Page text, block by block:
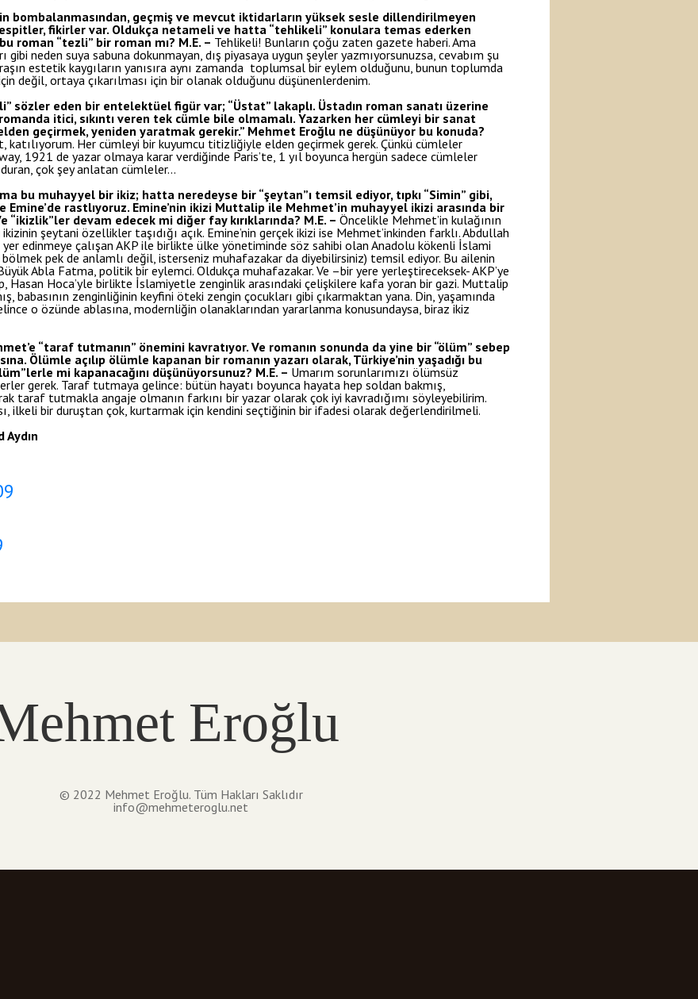
bombalanmasından, geçmiş ve mevcut iktidarların yüksek sesle dillendirilmeyen
fikirler var. Oldukça netameli ve hatta “tehlikeli” konulara temas ederken
roman “tezli” bir roman mı? M.E. – Tehlikeli! Bunların çoğu zaten gazete haberi. Ama
gibi neden suya sabuna dokunmayan, dış piyasaya uygun şeyler yazmıyorsunuzsa, cevabım şu
estetik kaygıların yanısıra aynı zamanda toplumsal bir eylem olduğunu, bunun toplumda
değil, ortaya çıkarılması için bir olanak olduğunu düşünenlerdenim.
sözler eden bir entelektüel figür var; “Üstat” lakaplı. Üstadın roman sanatı üzerine
itici, sıkıntı veren tek cümle bile olmamalı. Yazarken her cümleyi bir sanat
geçirmek, yeniden yaratmak gerekir.” Mehmet Eroğlu ne düşünüyor bu konuda?
katılıyorum. Her cümleyi bir kuyumcu titizliğiyle elden geçirmek gerek. Çünkü cümleler
1921 de yazar olmaya karar verdiğinde Paris’te, 1 yıl boyunca hergün sadece cümleler
çok şey anlatan cümleler…
bu muhayyel bir ikiz; hatta neredeyse bir “şeytan”ı temsil ediyor, tıpkı “Simin” gibi,
Emine’de rastlıyoruz. Emine’nin ikizi Muttalip ile Mehmet’in muhayyel ikizi arasında bir
“ikizlik”ler devam edecek mi diğer fay kırıklarında? M.E. – Öncelikle Mehmet’in kulağının
şeytani özellikler taşıdığı açık. Emine’nin gerçek ikizi ise Mehmet’inkinden farklı. Abdullah
edinmeye çalışan AKP ile birlikte ülke yönetiminde söz sahibi olan Anadolu kökenli İslami
pek de anlamlı değil, isterseniz muhafazakar da diyebilirsiniz) temsil ediyor. Bu ailenin
Abla Fatma, politik bir eylemci. Oldukça muhafazakar. Ve –bir yere yerleştireceksek- AKP’ye
Hasan Hoca’yle birlikte İslamiyetle zenginlik arasındaki çelişkilere kafa yoran bir gazi. Muttalip
babasının zenginliğinin keyfini öteki zengin çocukları gibi çıkarmaktan yana. Din, yaşamında
o özünde ablasına, modernliğin olanaklarından yararlanma konusundaysa, biraz ikiz
“taraf tutmanın” önemini kavratıyor. Ve romanın sonunda da yine bir “ölüm” sebep
Ölümle açılıp ölümle kapanan bir romanın yazarı olarak, Türkiye’nin yaşadığı bu
mi kapanacağını düşünüyorsunuz? M.E. – Umarım sorunlarımızı ölümsüz
gerek. Taraf tutmaya gelince: bütün hayatı boyunca hayata hep soldan bakmış,
taraf tutmakla angaje olmanın farkını bir yazar olarak çok iyi kavradığımı söyleyebilirim.
ilkeli bir duruştan çok, kurtarmak için kendini seçtiğinin bir ifadesi olarak değerlendirilmeli.
Aydın
Eroğlu
© 2022 Mehmet Eroğlu. Tüm Hakları Saklıdır
info@mehmeteroglu.net